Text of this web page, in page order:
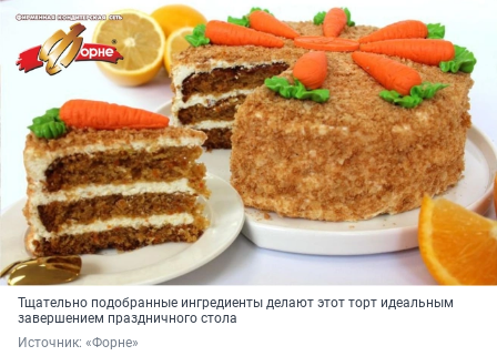
Тщательно подобранные ингредиенты делают этот торт идеальным
завершением праздничного стола
Источник: «Форне»